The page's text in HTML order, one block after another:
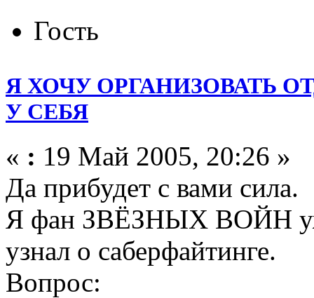
Гость
Я ХОЧУ ОРГАНИЗОВАТЬ
У СЕБЯ
« : 19 Май 2005, 20:26 »
Да прибудет с вами сила.
Я фан ЗВЁЗНЫХ ВОЙН
узнал о саберфайтинге.
Вопрос: